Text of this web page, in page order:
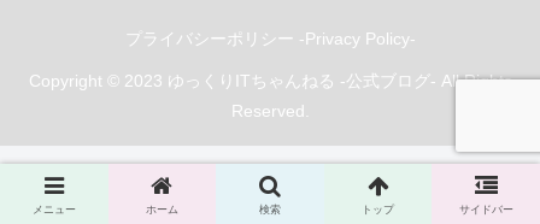
プライバシーポリシー -Privacy Policy-
Copyright © 2023 ゆっくりITちゃんねる -公式ブログ- All Rights
Reserved.
メニュー ホーム 検索 トップ サイドバー